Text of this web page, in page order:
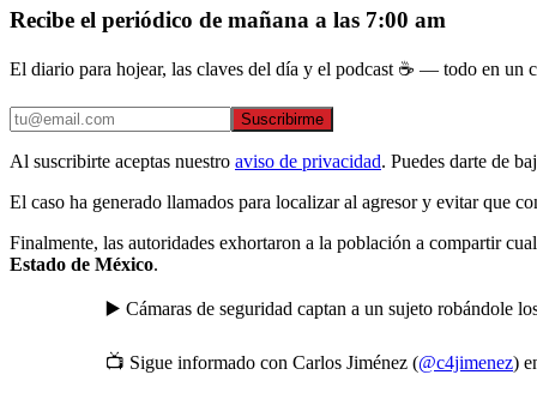
Recibe el periódico de mañana a las 7:00 am
El diario para hojear, las claves del día y el podcast ☕ — todo en un
Suscribirme
Al suscribirte aceptas nuestro aviso de privacidad. Puedes darte de
El caso ha generado llamados para localizar al agresor y evitar que
Finalmente, las autoridades exhortaron a la población a compartir
Estado de México.
▶️ Cámaras de seguridad captan a un sujeto robándole
📺 Sigue informado con Carlos Jiménez (@c4jimenez)